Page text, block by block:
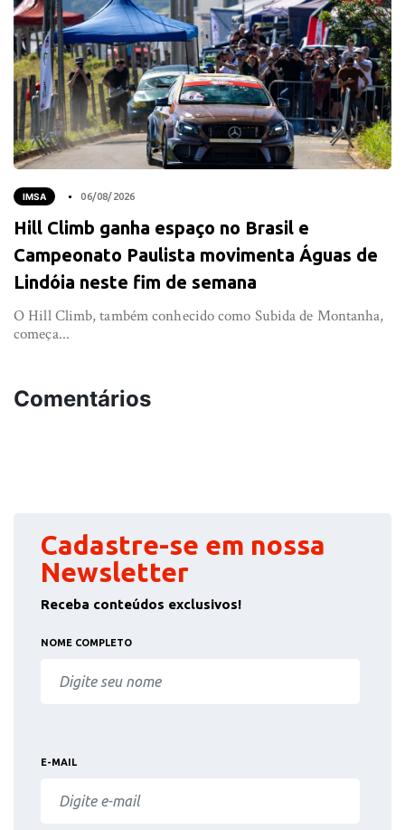
IMSA 06/08/2026
Hill Climb ganha espaço no Brasil e
Campeonato Paulista movimenta Águas de
Lindóia neste fim de semana
O Hill Climb, também conhecido como Subida de Montanha,
começa...
Comentários
Cadastre-se em nossa
Newsletter
Receba conteúdos exclusivos!
NOME COMPLETO
E-MAIL